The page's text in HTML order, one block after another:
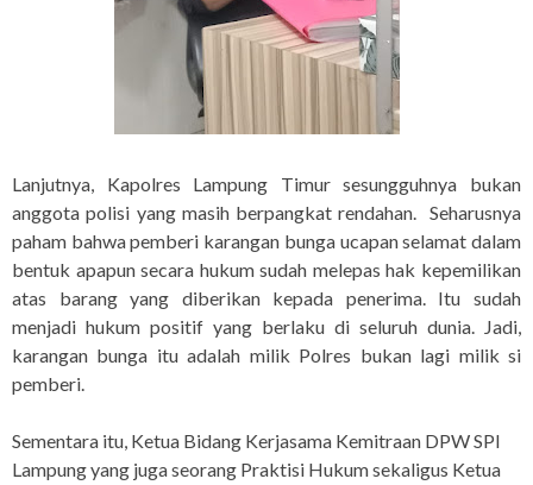
Lanjutnya, Kapolres Lampung Timur sesungguhnya bukan
anggota polisi yang masih berpangkat rendahan. Seharusnya
paham bahwa pemberi karangan bunga ucapan selamat dalam
bentuk apapun secara hukum sudah melepas hak kepemilikan
atas barang yang diberikan kepada penerima. Itu sudah
menjadi hukum positif yang berlaku di seluruh dunia. Jadi,
karangan bunga itu adalah milik Polres bukan lagi milik si
pemberi.
Sementara itu, Ketua Bidang Kerjasama Kemitraan DPW SPI
Lampung yang juga seorang Praktisi Hukum sekaligus Ketua